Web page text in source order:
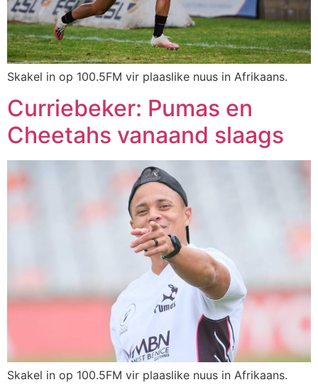
Skakel in op 100.5FM vir plaaslike nuus in Afrikaans.
Curriebeker: Pumas en
Cheetahs vanaand slaags
Skakel in op 100.5FM vir plaaslike nuus in Afrikaans.